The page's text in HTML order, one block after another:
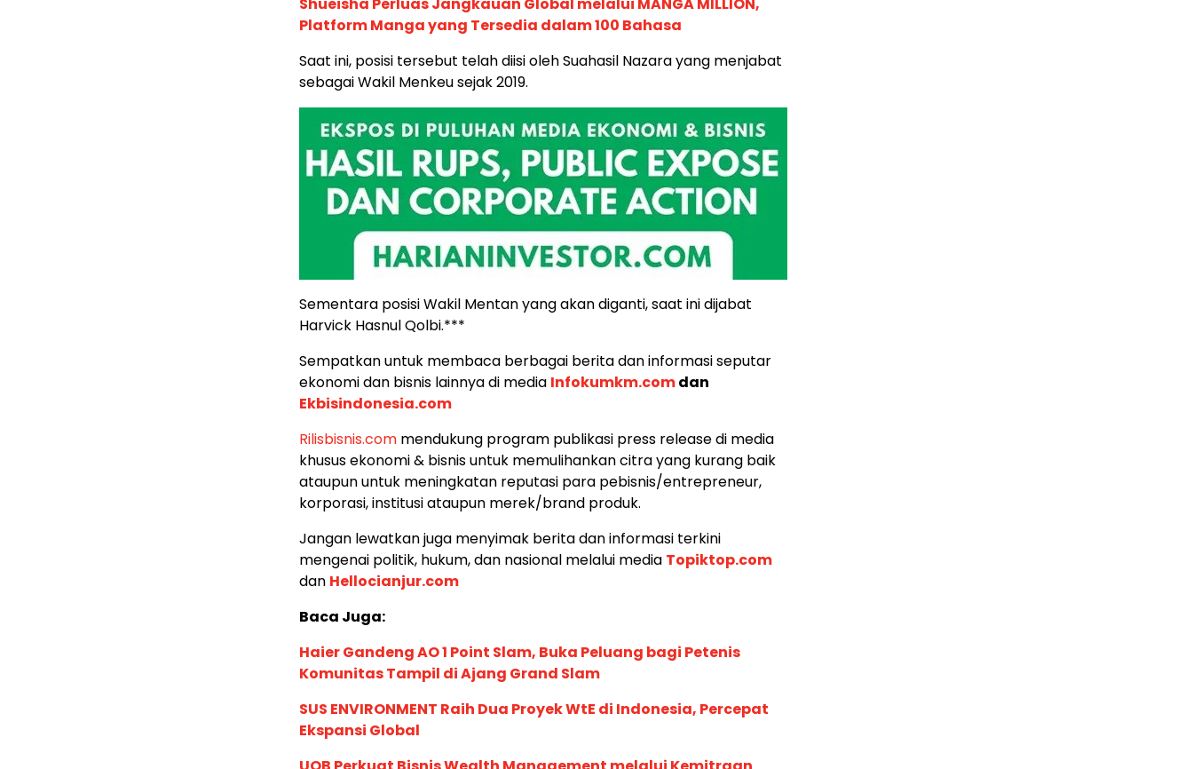
Platform Manga yang Tersedia dalam 100 Bahasa
Saat ini, posisi tersebut telah diisi oleh Suahasil Nazara yang menjabat
sebagai Wakil Menkeu sejak 2019.
Sementara posisi Wakil Mentan yang akan diganti, saat ini dijabat
Harvick Hasnul Qolbi.***
Sempatkan untuk membaca berbagai berita dan informasi seputar
ekonomi dan bisnis lainnya di media Infokumkm.comdan
Ekbisindonesia.com
Rilisbisnis.com mendukung program publikasi press release di media
khusus ekonomi & bisnis untuk memulihankan citra yang kurang baik
ataupun untuk meningkatan reputasi para pebisnis/entrepreneur,
korporasi, institusi ataupun merek/brand produk.
Jangan lewatkan juga menyimak berita dan informasi terkini
mengenai politik, hukum, dan nasional melalui media Topiktop.com
dan Hellocianjur.com
Baca Juga:
Haier Gandeng AO 1 Point Slam, Buka Peluang bagi Petenis
Komunitas Tampil di Ajang Grand Slam
SUS ENVIRONMENT Raih Dua Proyek WtE di Indonesia, Percepat
Ekspansi Global